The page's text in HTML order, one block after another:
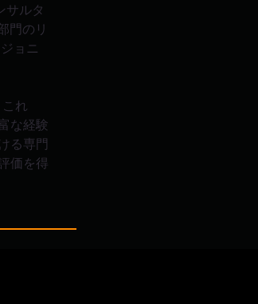
サルタ
門のリ
ョニ
れ
な経験
る専門
価を得